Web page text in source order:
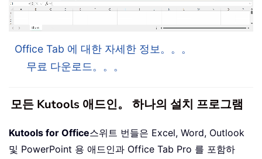
Office Tab 에 대한 자세한 정보。。。
무료 다운로드。。。
모든 Kutools 애드인。 하나의 설치 프로그램
Kutools for Office스위트 번들은 Excel, Word, Outlook
및 PowerPoint 용 애드인과 Office Tab Pro 를 포함하